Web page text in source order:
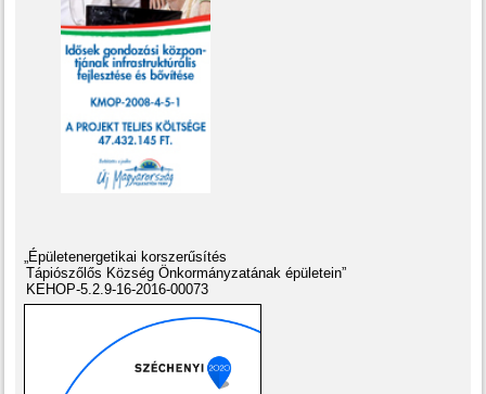
„Épületenergetikai korszerűsítés
Tápiószőlős Község Önkormányzatának épületein”
KEHOP-5.2.9-16-2016-00073